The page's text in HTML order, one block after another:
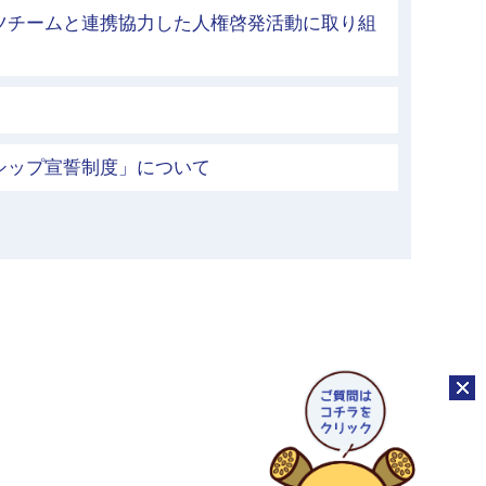
ームと連携協力した人権啓発活動に取り組
プ宣誓制度」について
チャ